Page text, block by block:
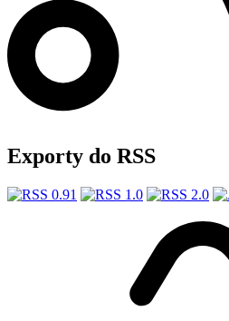
Exporty do RSS